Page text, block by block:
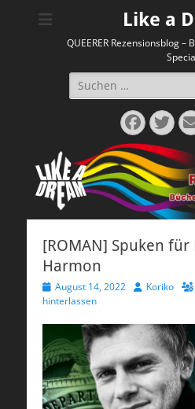
Like a
QUEERER Rezensionsblog –
Suchen
nach:
[ROMAN] Spuken für
Harmon
Veröffentlicht
am
August 14, 2022 AutorKoriko
hinterlassen